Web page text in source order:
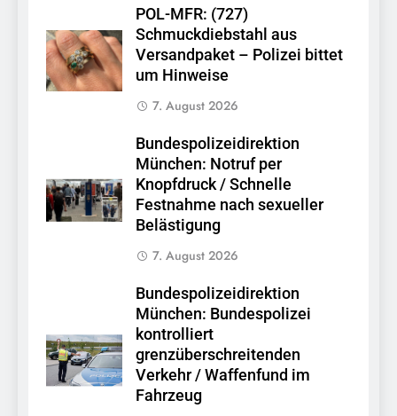
POL-MFR: (727)
Schmuckdiebstahl aus
Versandpaket – Polizei bittet
um Hinweise
7. August 2026
Bundespolizeidirektion
München: Notruf per
Knopfdruck / Schnelle
Festnahme nach sexueller
Belästigung
7. August 2026
Bundespolizeidirektion
München: Bundespolizei
kontrolliert
grenzüberschreitenden
Verkehr / Waffenfund im
Fahrzeug